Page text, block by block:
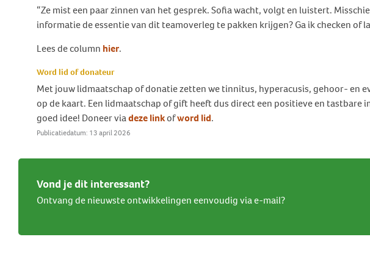
Botverankerd hoorsysteem
Vraagbaak
World Hearing Day
Behandeling Duizeligheid en
Evenwicht
en Evenwicht
Evenwichtsproblemen bij
kinderen
Wat doen wij voor jou?
Vrijwilligers
Contact
“Ze mist een paar zinnen van het gesprek. Sofia wacht, volgt en luistert.
informatie de essentie van dit teamoverleg te pakken krijgen? Ga ik checken of
Lees de column hier.
Word lid of donateur
Met jouw lidmaatschap of donatie zetten we tinnitus, hyperacusis, gehoor- en
op de kaart. Een lidmaatschap of gift heeft dus direct een positieve en tastbare
goed idee! Doneer viadeze linkofword lid.
Publicatiedatum: 13 april 2026
Vond je dit interessant?
Ontvang de nieuwste ontwikkelingen eenvoudig via e-mail?